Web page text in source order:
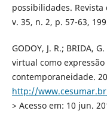
possibilidades. Revista
v. 35, n. 2, p. 57-63,
GODOY, J. R.; BRIDA,
virtual como
contemporaneidade.
http://
> Acesso em: 10 jun.